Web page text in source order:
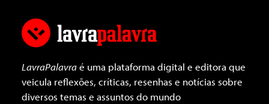
LavraPalavraé uma plataforma digital e editora que
veicula reflexões, críticas, resenhas e notícias sobre
diversos temas e assuntos do mundo